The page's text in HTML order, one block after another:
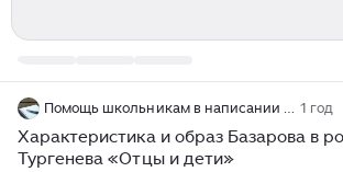
1 год
Характеристика и образ Базарова в
Тургенева «Отцы и дети»